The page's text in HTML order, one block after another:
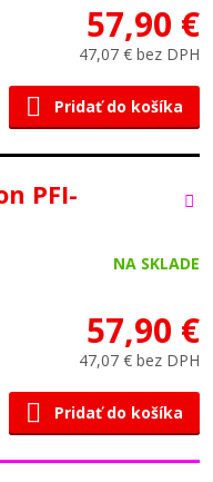
57,90 €
47,07 € bez DPH
Pridať do košíka
PFI-
NA SKLADE
57,90 €
47,07 € bez DPH
Pridať do košíka